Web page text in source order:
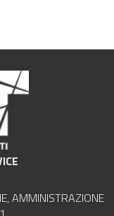
AMMINISTRAZIONE